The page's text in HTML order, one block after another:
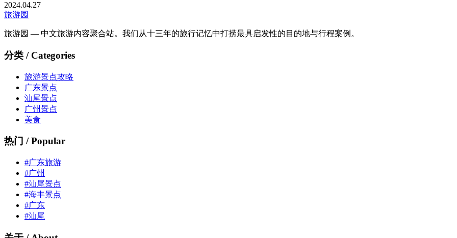
2024.04.27
旅游园
旅游园 — 中文旅游内容聚合站。我们从十三年的旅行记忆中打捞最具启发性的目的地与行程案例。
分类 / Categories
旅游景点攻略
广东景点
汕尾景点
广州景点
美食
热门 / Popular
#广东旅游
#广州
#汕尾景点
#海丰景点
#广东
#汕尾